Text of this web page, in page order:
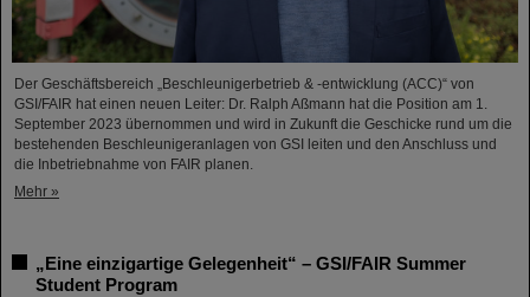
Der Geschäftsbereich „Beschleunigerbetrieb & -entwicklung (ACC)“ von
GSI/FAIR hat einen neuen Leiter: Dr. Ralph Aßmann hat die Position am 1.
September 2023 übernommen und wird in Zukunft die Geschicke rund um die
bestehenden Beschleunigeranlagen von GSI leiten und den Anschluss und
die Inbetriebnahme von FAIR planen.
Mehr »
„Eine einzigartige Gelegenheit“ – GSI/FAIR Summer
Student Program